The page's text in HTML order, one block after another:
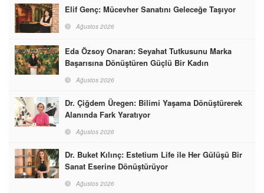
Elif Genç: Mücevher Sanatını Geleceğe Taşıyor
Ağustos 2026
Eda Özsoy Onaran: Seyahat Tutkusunu Marka
Başarısına Dönüştüren Güçlü Bir Kadın
Ağustos 2026
Dr. Çiğdem Üregen: Bilimi Yaşama Dönüştürerek
Alanında Fark Yaratıyor
Ağustos 2026
Dr. Buket Kılınç: Estetium Life ile Her Gülüşü Bir
Sanat Eserine Dönüştürüyor
Ağustos 2026